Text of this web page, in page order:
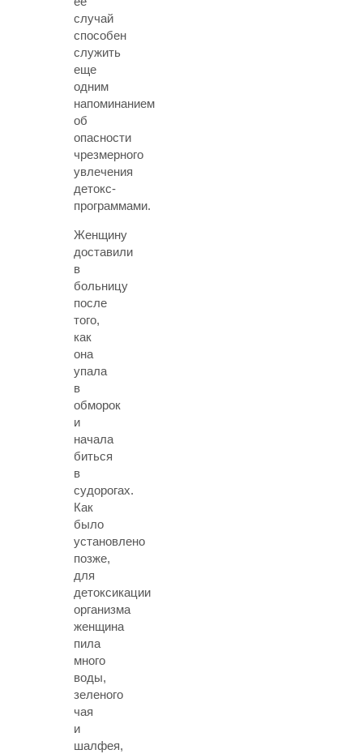
случай
способен
служить
еще
одним
напоминанием
об
опасности
чрезмерного
увлечения
детокс-
программами.
Женщину
доставили
в
больницу
после
того,
как
она
упала
в
обморок
и
начала
биться
в
судорогах.
Как
было
установлено
позже,
для
детоксикации
организма
женщина
пила
много
воды,
зеленого
чая
и
шалфея,